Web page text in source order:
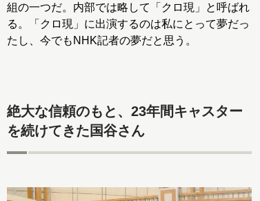
組の一つだ。内部では略して「クロ現」と呼ばれ
る。「クロ現」に出演するのは私にとって夢だっ
たし、今でもNHK記者の夢だと思う。
絶大な信頼のもと、23年間キャスター
を続けてきた国谷さん